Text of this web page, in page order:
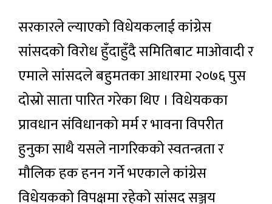
सरकारले ल्याएको विधेयकलाई कांग्रेस
सांसदको विरोध हुँदाहुँदै समितिबाट माओवादी र
एमाले सांसदले बहुमतका आधारमा २०७६ पुस
दोस्रो साता पारित गरेका थिए । विधेयकका
प्रावधान संविधानको मर्म र भावना विपरीत
हुनुका साथै यसले नागरिकको स्वतन्त्रता र
मौलिक हक हनन गर्ने भएकाले कांग्रेस
विधेयकको विपक्षमा रहेको सांसद सञ्जय